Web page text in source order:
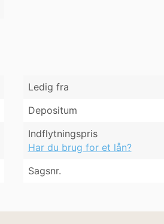
Ledig fra
Depositum
Indflytningspris
Har du brug for et lån?
Sagsnr.